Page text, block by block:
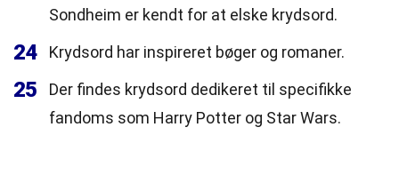
Sondheim er kendt for at elske krydsord.
24 Krydsord har inspireret bøger og romaner.
25
Der findes krydsord dedikeret til specifikke
fandoms som Harry Potter og Star Wars.